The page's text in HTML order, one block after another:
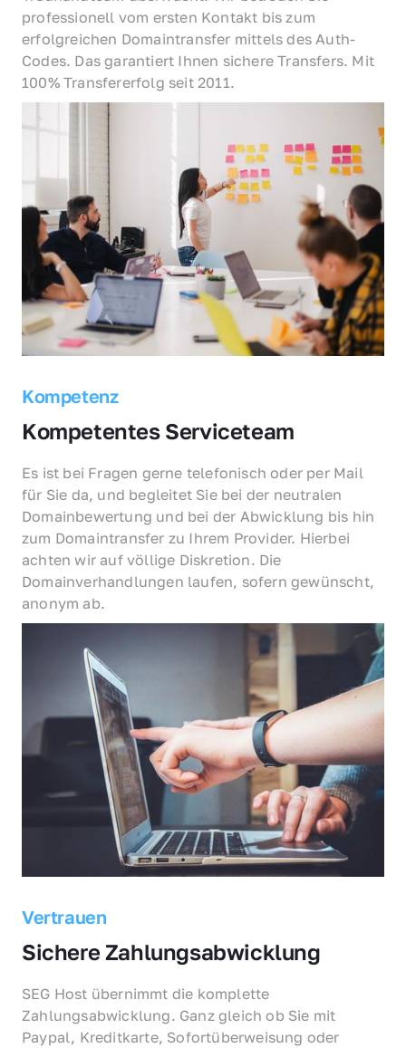
professionell vom ersten Kontakt bis zum
erfolgreichen Domaintransfer mittels des Auth-
Codes. Das garantiert Ihnen sichere Transfers. Mit
100% Transfererfolg seit 2011.
Kompetenz
Kompetentes Serviceteam
Es ist bei Fragen gerne telefonisch oder per Mail
für Sie da, und begleitet Sie bei der neutralen
Domainbewertung und bei der Abwicklung bis hin
zum Domaintransfer zu Ihrem Provider. Hierbei
achten wir auf völlige Diskretion. Die
Domainverhandlungen laufen, sofern gewünscht,
anonym ab.
Vertrauen
Sichere Zahlungsabwicklung
SEG Host übernimmt die komplette
Zahlungsabwicklung. Ganz gleich ob Sie mit
Paypal, Kreditkarte, Sofortüberweisung oder